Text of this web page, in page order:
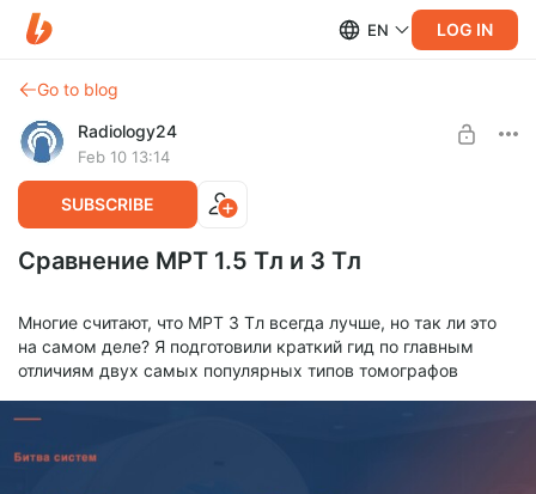
EN LOG IN
Go to blog
Radiology24
Feb 10 13:14
SUBSCRIBE
Сравнение МРТ 1.5 Тл и 3 Тл
Многие считают, что МРТ 3 Тл всегда лучше, но так ли это
на самом деле? Я подготовили краткий гид по главным
отличиям двух самых популярных типов томографов